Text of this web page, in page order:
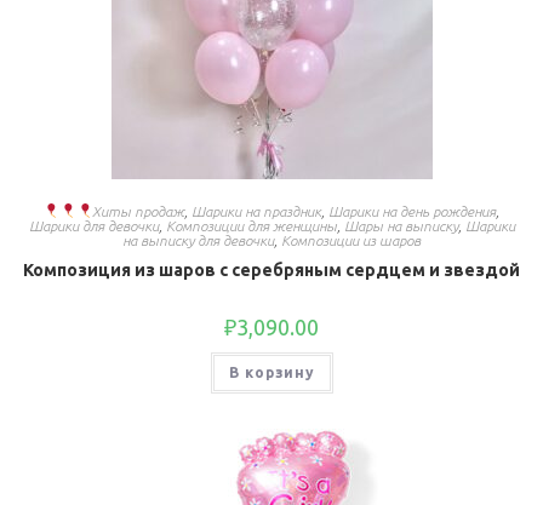
Хиты продаж, Шарики на праздник, Шарики на день рождения,
Шарики для девочки, Композиции для женщины, Шары на выписку, Шарики
на выписку для девочки, Композиции из шаров
Композиция из шаров с серебряным сердцем и звездой
₽3,090.00
В корзину